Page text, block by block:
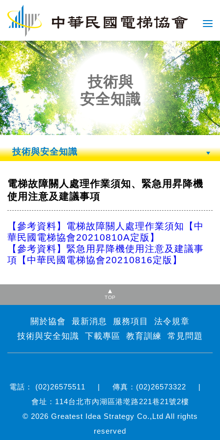
技術與
安全知識
技術與安全知識
電梯故障關人處理作業須知、緊急用昇降機
使用注意及建議事項
【參考資料】電梯故障關人處理作業須知【中
華民國電梯協會20210810A定版】
【參考資料】緊急用昇降機使用注意及建議事
項【中華民國電梯協會20210816定版】
TOP
關於協會 最新消息 服務項目
法令規章
技術與安全知識
下載專區 教育訓練 常見問題
電話： (02)26575511 | 傳真：(02)26573322 |
會址：114台北市內湖區港墘路221巷21號2樓
© 2026 Greatest Idea Strategy Co.,Ltd All rights
reserved